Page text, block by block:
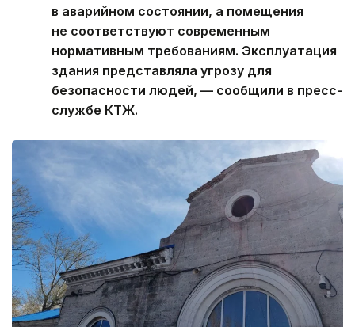
в аварийном состоянии, а помещения
не соответствуют современным
нормативным требованиям. Эксплуатация
здания представляла угрозу для
безопасности людей, — сообщили в пресс-
службе КТЖ.